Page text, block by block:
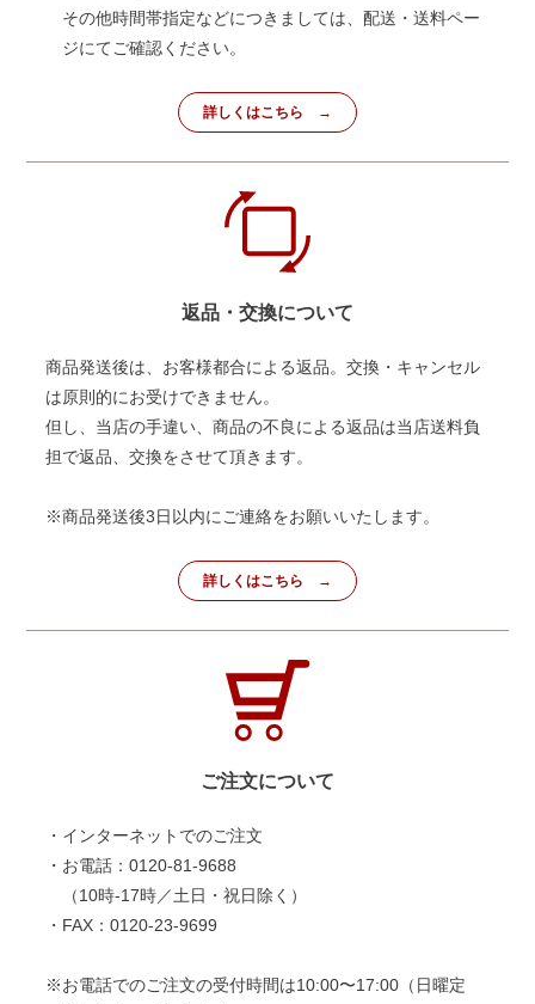
その他時間帯指定などにつきましては、配送・送料ペー
ジにてご確認ください。
詳しくはこちら
返品・交換について
商品発送後は、お客様都合による返品。交換・キャンセル
は原則的にお受けできません。
但し、当店の手違い、商品の不良による返品は当店送料負
担で返品、交換をさせて頂きます。
※商品発送後3日以内にご連絡をお願いいたします。
詳しくはこちら
ご注文について
・インターネットでのご注文
・お電話：0120-81-9688
（10時-17時／土日・祝日除く）
・FAX：0120-23-9699
※お電話でのご注文の受付時間は10:00〜17:00（日曜定